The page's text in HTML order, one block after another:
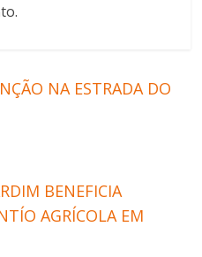
NA ESTRADA DO
BENEFICIA
AGRÍCOLA EM